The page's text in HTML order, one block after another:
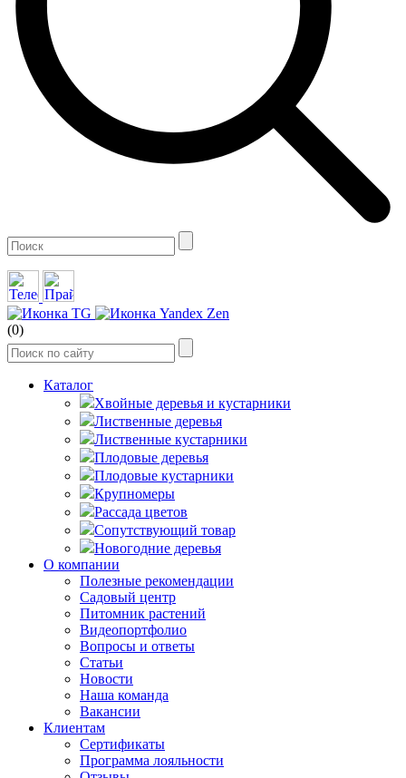
(0)
Каталог
Хвойные деревья и кустарники
Лиственные деревья
Лиственные кустарники
Плодовые деревья
Плодовые кустарники
Крупномеры
Рассада цветов
Сопутствующий товар
Новогодние деревья
О компании
Полезные рекомендации
Садовый центр
Питомник растений
Видеопортфолио
Вопросы и ответы
Статьи
Новости
Наша команда
Вакансии
Клиентам
Сертификаты
Программа лояльности